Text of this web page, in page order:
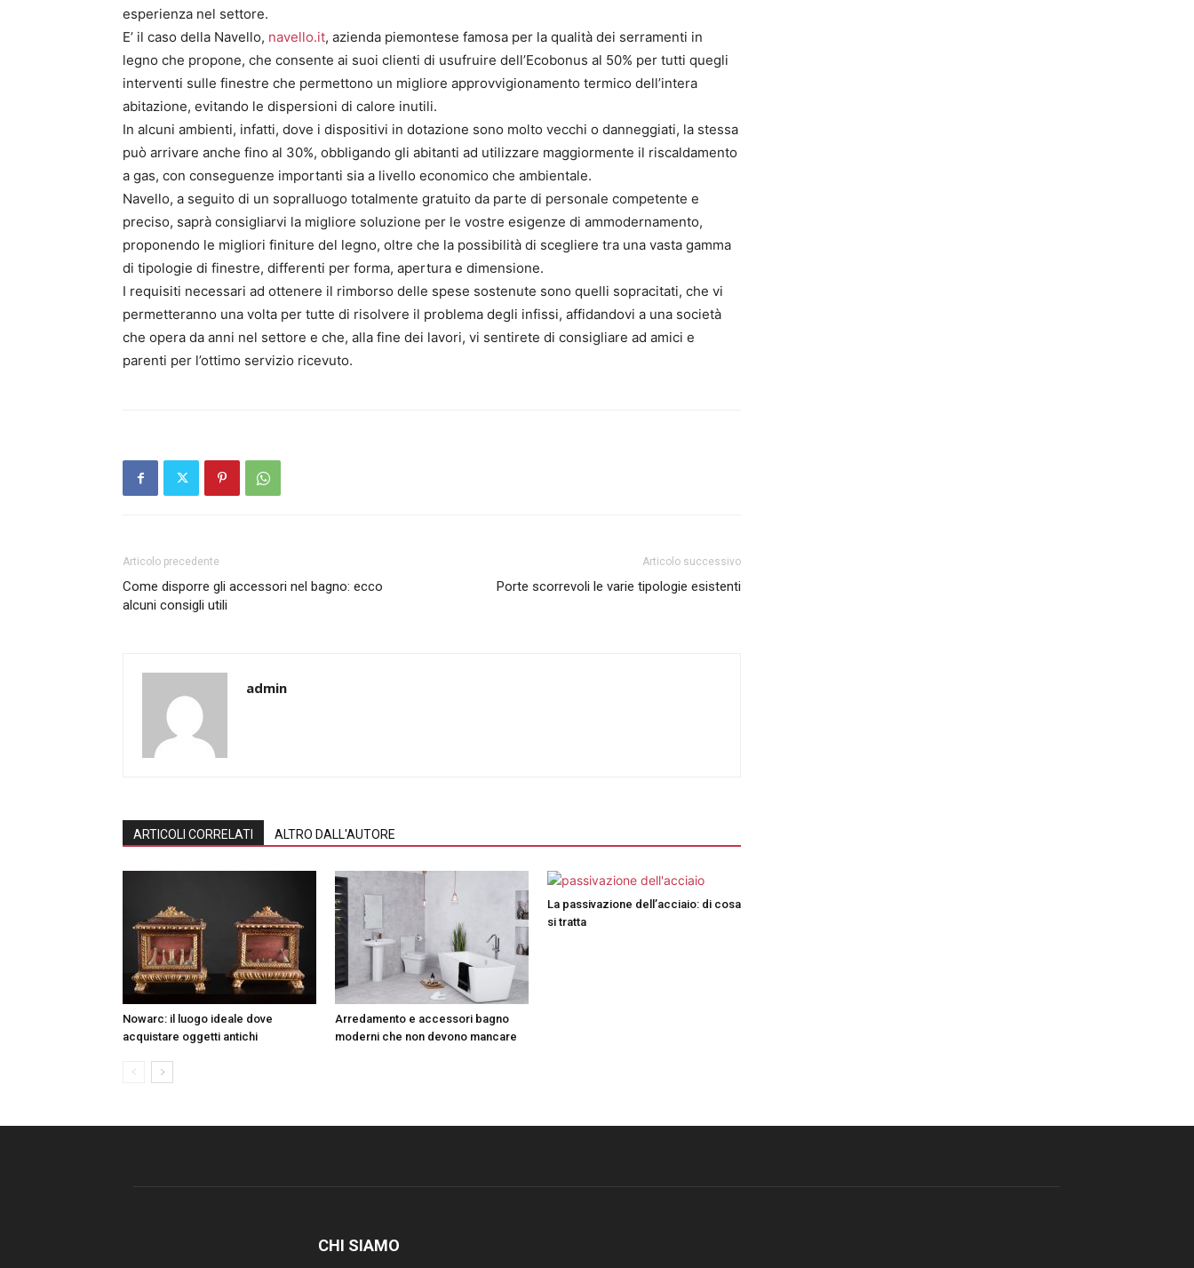
esperienza nel settore.
E’ il caso della Navello, navello.it, azienda piemontese famosa per la qualità dei serramenti in
legno che propone, che consente ai suoi clienti di usufruire dell’Ecobonus al 50% per tutti quegli
interventi sulle finestre che permettono un migliore approvvigionamento termico dell’intera
abitazione, evitando le dispersioni di calore inutili.
In alcuni ambienti, infatti, dove i dispositivi in dotazione sono molto vecchi o danneggiati, la stessa
può arrivare anche fino al 30%, obbligando gli abitanti ad utilizzare maggiormente il riscaldamento
a gas, con conseguenze importanti sia a livello economico che ambientale.
Navello, a seguito di un sopralluogo totalmente gratuito da parte di personale competente e
preciso, saprà consigliarvi la migliore soluzione per le vostre esigenze di ammodernamento,
proponendo le migliori finiture del legno, oltre che la possibilità di scegliere tra una vasta gamma
di tipologie di finestre, differenti per forma, apertura e dimensione.
I requisiti necessari ad ottenere il rimborso delle spese sostenute sono quelli sopracitati, che vi
permetteranno una volta per tutte di risolvere il problema degli infissi, affidandovi a una società
che opera da anni nel settore e che, alla fine dei lavori, vi sentirete di consigliare ad amici e
parenti per l’ottimo servizio ricevuto.
Articolo precedente
Come disporre gli accessori nel bagno: ecco
alcuni consigli utili
Articolo successivo
Porte scorrevoli le varie tipologie esistenti
admin
ARTICOLI CORRELATI ALTRO DALL'AUTORE
Nowarc: il luogo ideale dove
acquistare oggetti antichi
Arredamento e accessori bagno
moderni che non devono mancare
La passivazione dell’acciaio: di cosa
si tratta
CHI SIAMO